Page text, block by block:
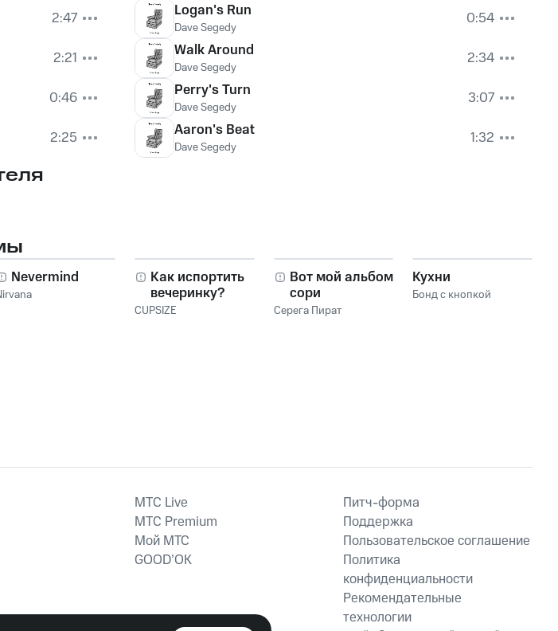
2:47
2:21
0:46
2:25
Logan's Run
Dave Segedy
0:54
Walk Around
Dave Segedy
2:34
Perry's Turn
Dave Segedy
3:07
Aaron's Beat
Dave Segedy 1:32
Nevermind
Как испортить
вечеринку?
CUPSIZE
Вот мой альбом,
сори
Серега Пират
Кухни
Бонд с кнопкой
MTС Live
MTС Premium
Мой МТС
GOOD’OK
Питч-форма
Поддержка
Пользовательское соглашение
Политика
конфиденциальности
Рекомендательные
технологии